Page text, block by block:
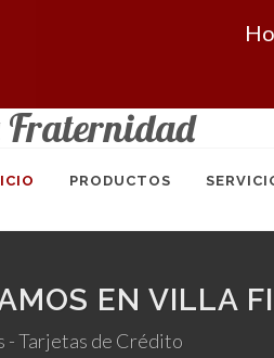
Fraternidad
PRODUCTOS
EN VILLA
- Tarjetas de Crédito